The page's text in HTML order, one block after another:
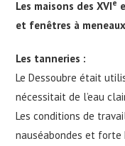
Les maisons des XVIe
et fenêtres à meneaux
Les tanneries :
Le Dessoubre était
nécessitait de l’eau
Les conditions de
nauséabondes et forte